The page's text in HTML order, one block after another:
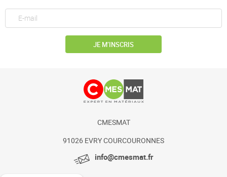
JE M’INSCRIS
CMESMAT
91026 EVRY COURCOURONNES
info@cmesmat.fr